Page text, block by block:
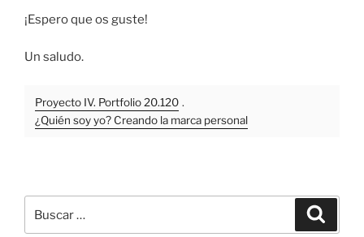
¡Espero que os guste!
Un saludo.
Proyecto IV. Portfolio 20.120 .
¿Quién soy yo? Creando la marca personal
por: